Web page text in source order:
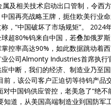
属及相关技术启动出口管制，令西
中国再亮战略王牌，扼住欧美行业
，“中国破坏了市场规矩”。 2024
超80%钨来自中国，若叠加俄罗
掌控率高达90%，如此数据跳动着
公司Almonty Industries首席执行
中断，我们的经济、制造业乃至
前，该公司客户正迫切等待钨产品
对中国钨供应管控，老美急了“绝
知道，从美国高端制造业到国防军